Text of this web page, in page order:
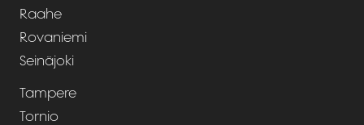
Raahe
Rovaniemi
Seinäjoki
Tampere
Tornio